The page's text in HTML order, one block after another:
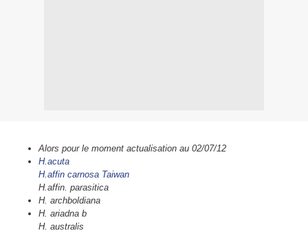
Alors pour le moment actualisation au 02/07/12
H.acuta
H.affin carnosa Taiwan
H.affin. parasitica
H. archboldiana
H. ariadna b
H. australis